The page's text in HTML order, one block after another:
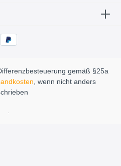
gemäß §25a
, wenn nicht anders
.